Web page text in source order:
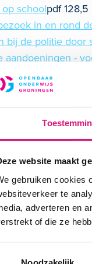
website maakt
gebruiken cookies
te
adverteren en
of die ze
schoolpdf128,5
in en rond
bij de politie door
aandoeningen -
en medisch
rouwpdf259,3 kb